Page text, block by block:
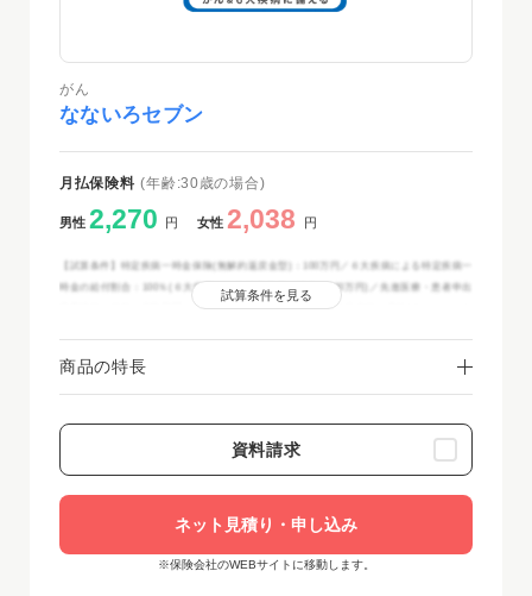
がん
なないろセブン
月払保険料 (年齢:30歳の場合)
男性 2,270 円 女性 2,038 円
【試算条件】特定疾病一時金保険(無解約返戻金型)：100万円／６大疾病による特定疾病一
時金の給付割合：100％(６大疾病による特定疾病一時金：100万円)／先進医療・患者申出
療養特約：付加／保険期間・保険料払込期間：終身／保険料払込方法：月払(クレジットカ
試算条件を見る
商品の特長
資料請求
ネット見積り・申し込み
※保険会社のWEBサイトに移動します。